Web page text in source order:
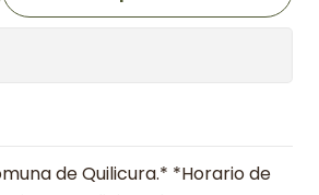
de Quilicura.* *Horario de